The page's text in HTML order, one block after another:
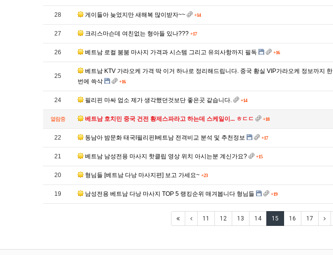
28 게이들아 늦었지만 새해복 많이받자~~ +14
27 크리스마슨데 여친없는 형아들 있나??? +17
26 베트남 로컬 붐붐 마사지 가격과 시스템 그리고 유의사항까지 필독 +16
25
베트남 KTV 가라오케 가격 딱 이거 하나로 정리해드립니다. 중국 황실 VIP가라오케 정보까지 한
번에 쓱삭
+16
24 필리핀 마싸 업소 제가 생각했던것보단 좋은곳 같습니다. +14
열람중 베트남 호치민 중국 건전 황제스파라고 하는데 스케일이... ㅎㄷㄷ +18
22 동남아 밤문화 태국I필리핀I베트남 전격비교 분석 및 추천정보 +17
21 베트남 남성전용 마사지 핫클립 영상 위치 아시는분 계신가요? +15
20 형님들 [베트남 다낭 마사지편] 보고 가세요~ +23
19 남성전용 베트남 다낭 마사지 TOP 5 랭킹순위 매겨봅니다 형님들 +19
11 12 13 14 15 16 17